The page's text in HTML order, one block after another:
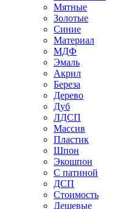
Мятные
Золотые
Синие
Материал
МДФ
Эмаль
Акрил
Береза
Дерево
Дуб
ЛДСП
Массив
Пластик
Шпон
Экошпон
С патиной
ДСП
Стоимость
Дешевые